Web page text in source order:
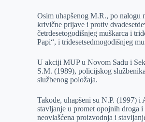
Osim uhapšenog M.R., po nalogu
krivične prijave i protiv
četrdesetogodišnjeg muškarca i
Papi“, i tridesetsedmogodišnjeg
U akciji MUP u Novom Sadu i
S.M. (1989), policijskog
službenog položaja.
Takođe, uhapšeni su N.P. (1997)
stavljanje u promet opojnih droga
neovlašćena proizvodnja i